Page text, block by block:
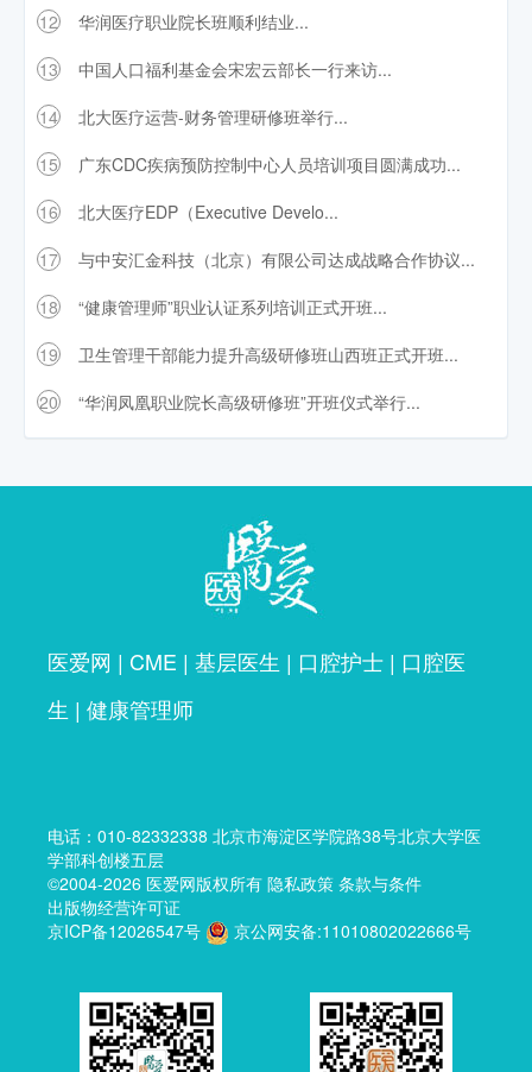
12
华润医疗职业院长班顺利结业...
13
中国人口福利基金会宋宏云部长一行来访...
14
北大医疗运营-财务管理研修班举行...
15
广东CDC疾病预防控制中心人员培训项目圆满成功...
16
北大医疗EDP（Executive Develo...
17
与中安汇金科技（北京）有限公司达成战略合作协议...
18
“健康管理师”职业认证系列培训正式开班...
19
卫生管理干部能力提升高级研修班山西班正式开班...
20
“华润凤凰职业院长高级研修班”开班仪式举行...
医爱网 | CME | 基层医生 | 口腔护士 | 口腔医
生 | 健康管理师
电话： 010-82332338 北京市海淀区学院路38号北京大学医
学部科创楼五层
©2004-2026 医爱网版权所有 隐私政策 条款与条件
出版物经营许可证
京ICP备12026547号
京公网安备:11010802022666号